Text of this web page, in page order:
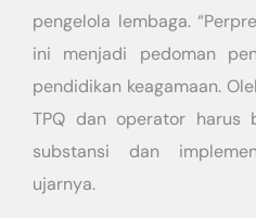
pengelola lembaga.
ini menjadi pedoman
pendidikan keagamaan.
TPQ dan operator harus
substansi dan
ujarnya.